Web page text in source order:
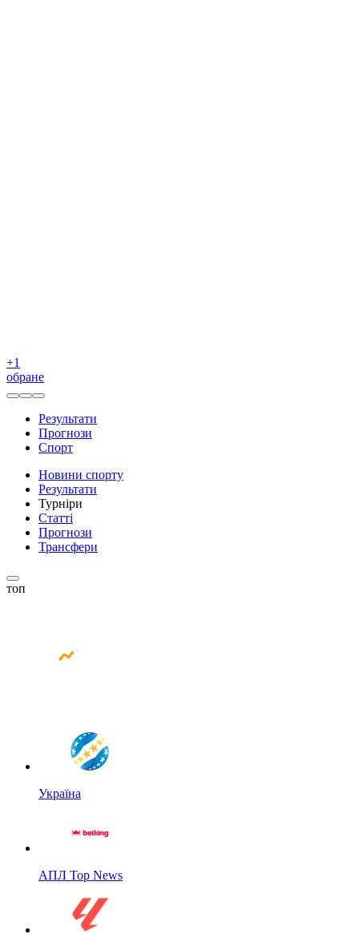
+1
обране
Результати
Прогнози
Спорт
Новини спорту
Результати
Турніри
Статті
Прогнози
Трансфери
топ
Україна
АПЛ Top News